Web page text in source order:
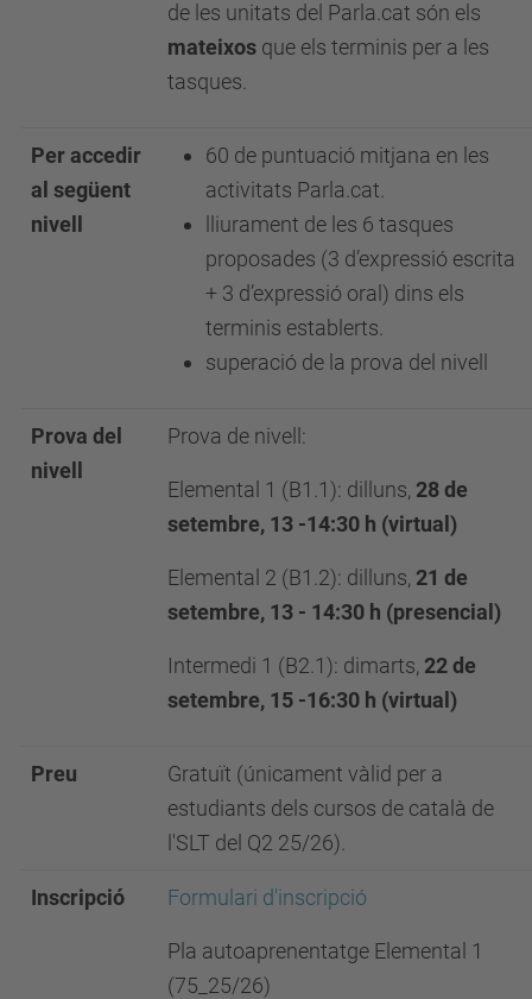
de les unitats del Parla.cat són els
mateixos que els terminis per a les
tasques.
Per accedir
al següent
nivell
60 de puntuació mitjana en les
activitats Parla.cat.
lliurament de les 6 tasques
proposades (3 d’expressió escrita
+ 3 d’expressió oral) dins els
terminis establerts.
superació de la prova del nivell
Prova del
nivell
Prova de nivell:
Elemental 1 (B1.1): dilluns, 28 de
setembre, 13 -14:30 h (virtual)
Elemental 2 (B1.2): dilluns, 21 de
setembre, 13 - 14:30 h (presencial)
Intermedi 1 (B2.1): dimarts, 22 de
setembre, 15 -16:30 h (virtual)
Preu
Gratuït (únicament vàlid per a
estudiants dels cursos de català de
l'SLT del Q2 25/26).
Inscripció Formulari d'inscripció
Pla autoaprenentatge Elemental 1
(75_25/26)